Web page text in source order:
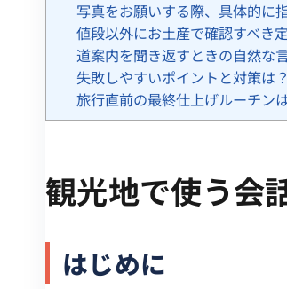
写真をお願いする際、具体的に
値段以外にお土産で確認すべき
道案内を聞き返すときの自然な
失敗しやすいポイントと対策は？
旅行直前の最終仕上げルーチン
観光地で使う会
はじめに